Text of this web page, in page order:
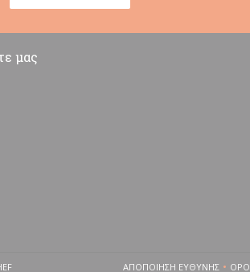
μας
σε νέο παράθυρο))
((ΑΝΟΊΓΕΙ ΣΕ ΝΈΟ ΠΑΡΆΘΥΡΟ))ΑΠΟΠΟΊΗΣΗ ΕΥΘΎΝΗΣ